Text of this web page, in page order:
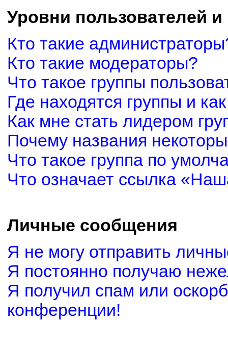
Уровни пользователей
Кто такие
Кто такие модераторы?
Что такое группы
Где находятся группы и
Как мне стать лидером
Почему названия
Что такое группа по
Что означает ссылка
Личные сообщения
Я не могу отправить
Я постоянно получаю
Я получил спам или
конференции!